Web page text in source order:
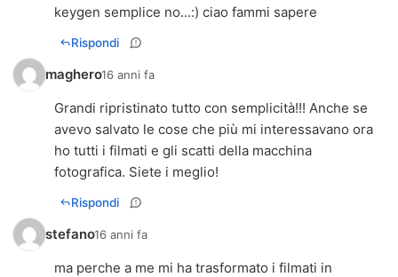
keygen semplice no...:) ciao fammi sapere
Rispondi
maghero16 anni fa
Grandi ripristinato tutto con semplicità!!! Anche se
avevo salvato le cose che più mi interessavano ora
ho tutti i filmati e gli scatti della macchina
fotografica. Siete i meglio!
Rispondi
stefano16 anni fa
ma perche a me mi ha trasformato i filmati in